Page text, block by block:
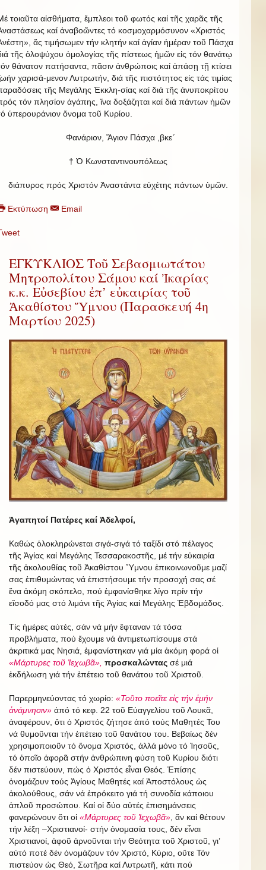
τοιαῦτα αἰσθήματα, ἔμπλεοι τοῦ φωτός καί τῆς χαρᾶς τῆς
καί ἀναβοῶντες τό κοσμοχαρμόσυνον «Χριστός
ἄς τιμήσωμεν τήν κλητήν καί ἁγίαν ἡμέραν τοῦ Πάσχα
τῆς ὁλοψύχου ὁμολογίας τῆς πίστεως ἡμῶν εἰς τόν θανάτῳ
θάνατον πατήσαντα, πᾶσιν ἀνθρώποις καί ἁπάσῃ τῇ κτίσει
χαρισά-μενον Λυτρωτήν, διά τῆς πιστότητος εἰς τάς τιμίας
τῆς Μεγάλης Ἐκκλη-σίας καί διά τῆς ἀνυποκρίτου
τόν πλησίον ἀγάπης, ἵνα δοξάζηται καί διά πάντων ἡμῶν
ὑπερουράνιον ὄνομα τοῦ Κυρίου.
Φανάριον, Ἅγιον Πάσχα ,βκε´
† Ὁ Κωνσταντινουπόλεως
διάπυρος πρός Χριστόν Ἀναστάντα εὐχέτης πάντων ὑμῶν.
Εκτύπωση Email
ΕΓΚΥΚΛΙΟΣ Τοῦ Σεβασμιωτάτου
Μητροπολίτου Σάμου καί Ἰκαρίας
κ.κ. Εὐσεβίου ἐπ’ εὐκαιρίας τοῦ
Ἀκαθίστου Ὕμνου (Παρασκευή 4η
Μαρτίου 2025)
Ἀγαπητοί Πατέρες καί Ἀδελφοί,
Καθώς ὁλοκληρώνεται σιγά-σιγά τό ταξίδι στό πέλαγος
τῆς Ἁγίας καί Μεγάλης Τεσσαρακοστῆς, μέ τήν εὐκαιρία
τῆς ἀκολουθίας τοῦ Ἀκαθίστου Ὕμνου ἐπικοινωνοῦμε μαζί
σας ἐπιθυμώντας νά ἐπιστήσουμε τήν προσοχή σας σέ
ἕνα ἀκόμη σκόπελο, πού ἐμφανίσθηκε λίγο πρίν τήν
εἴσοδό μας στό λιμάνι τῆς Ἁγίας καί Μεγάλης Ἑβδομάδος.
Τίς ἡμέρες αὐτές, σάν νά μήν ἔφταναν τά τόσα
προβλήματα, πού ἔχουμε νά ἀντιμετωπίσουμε στά
ἀκριτικά μας Νησιά, ἐμφανίστηκαν γιά μία ἀκόμη φορά οἱ
«Μάρτυρες τοῦ Ἰεχωβᾶ», προσκαλώντας σέ μιά
ἐκδήλωση γιά τήν ἐπέτειο τοῦ θανάτου τοῦ Χριστοῦ.
Παρερμηνεύοντας τό χωρίο: «Τοῦτο ποεῖτε εἰς τήν ἐμήν
ἀνάμνησιν» ἀπό τό κεφ. 22 τοῦ Εὐαγγελίου τοῦ Λουκᾶ,
ἀναφέρουν, ὅτι ὁ Χριστός ζήτησε ἀπό τούς Μαθητές Του
νά θυμοῦνται τήν ἐπέτειο τοῦ θανάτου του. Βεβαίως δέν
χρησιμοποιοῦν τό ὄνομα Χριστός, ἀλλά μόνο τό Ἰησοῦς,
τό ὁποῖο ἀφορᾶ στήν ἀνθρώπινη φύση τοῦ Κυρίου διότι
δέν πιστεύουν, πώς ὁ Χριστός εἶναι Θεός. Ἐπίσης
ὀνομάζουν τούς Ἁγίους Μαθητές καί Ἀποστόλους ὡς
ἀκολούθους, σάν νά ἐπρόκειτο γιά τή συνοδία κάποιου
ἁπλοῦ προσώπου. Καί οἱ δύο αὐτές ἐπισημάνσεις
φανερώνουν ὅτι οἱ «Μάρτυρες τοῦ Ἰεχωβᾶ» , ἄν καί θέτουν
τήν λέξη –Χριστιανοί- στήν ὀνομασία τους, δέν εἶναι
Χριστιανοί, ἀφοῦ ἀρνοῦνται τήν Θεότητα τοῦ Χριστοῦ, γι’
αὐτό ποτέ δέν ὀνομάζουν τόν Χριστό, Κύριο, οὔτε Τόν
πιστεύον ὡς Θεό, Σωτῆρα καί Λυτρωτῆ, κάτι πού